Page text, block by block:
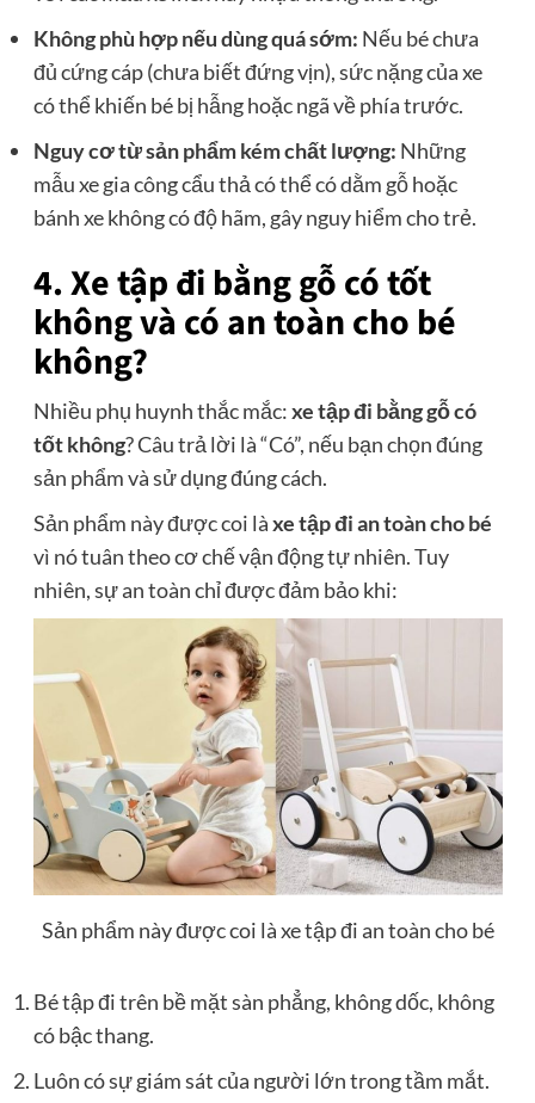
Không phù hợp nếu dùng quá sớm: Nếu bé chưa
đủ cứng cáp (chưa biết đứng vịn), sức nặng của xe
có thể khiến bé bị hẫng hoặc ngã về phía trước.
Nguy cơ từ sản phẩm kém chất lượng: Những
mẫu xe gia công cẩu thả có thể có dằm gỗ hoặc
bánh xe không có độ hãm, gây nguy hiểm cho trẻ.
4. Xe tập đi bằng gỗ có tốt
không và có an toàn cho bé
không?
Nhiều phụ huynh thắc mắc:xe tập đi bằng gỗ có
tốt không? Câu trả lời là “Có”, nếu bạn chọn đúng
sản phẩm và sử dụng đúng cách.
Sản phẩm này được coi làxe tập đi an toàn cho bé
vì nó tuân theo cơ chế vận động tự nhiên. Tuy
nhiên, sự an toàn chỉ được đảm bảo khi:
Sản phẩm này được coi là xe tập đi an toàn cho bé
Bé tập đi trên bề mặt sàn phẳng, không dốc, không
có bậc thang.
Luôn có sự giám sát của người lớn trong tầm mắt.